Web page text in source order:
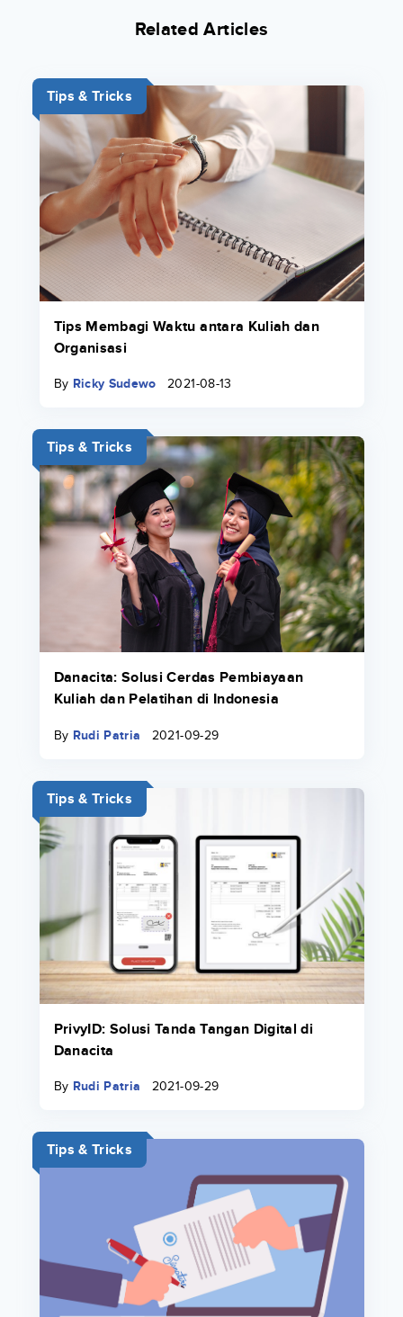
Related Articles
Tips & Tricks
Tips Membagi Waktu antara Kuliah dan
Organisasi
By Ricky Sudewo 2021-08-13
Tips & Tricks
Danacita: Solusi Cerdas Pembiayaan
Kuliah dan Pelatihan di Indonesia
By Rudi Patria 2021-09-29
Tips & Tricks
PrivyID: Solusi Tanda Tangan Digital di
Danacita
By Rudi Patria 2021-09-29
Tips & Tricks